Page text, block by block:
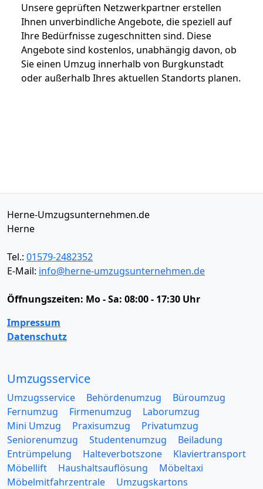
Unsere geprüften Netzwerkpartner erstellen
Ihnen unverbindliche Angebote, die speziell auf
Ihre Bedürfnisse zugeschnitten sind. Diese
Angebote sind kostenlos, unabhängig davon, ob
Sie einen Umzug innerhalb von Burgkunstadt
oder außerhalb Ihres aktuellen Standorts planen.
Herne-Umzugsunternehmen.de
Herne
Tel.: 01579-2482352
E-Mail: info@herne-umzugsunternehmen.de
Öffnungszeiten: Mo - Sa: 08:00 - 17:30 Uhr
Impressum
Datenschutz
Umzugsservice
Umzugsservice Behördenumzug
Büroumzug
Fernumzug
Firmenumzug
Laborumzug
Mini Umzug
Praxisumzug
Privatumzug
Seniorenumzug
Studentenumzug
Beiladung
Entrümpelung
Halteverbotszone
Klaviertransport
Möbellift
Haushaltsauflösung
Möbeltaxi
Möbelmitfahrzentrale
Umzugskartons